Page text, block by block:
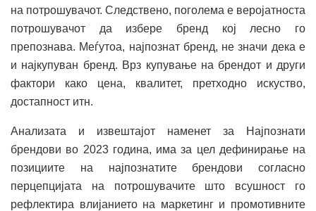
на потрошувачот. Следствено, поголема е веројатноста
потрошувачот да избере бренд кој лесно го
препознава. Меѓутоа, најпознат бренд, не значи дека е
и најкупуван бренд. Врз купување на брендот и други
фактори како цена, квалитет, претходно искуство,
достапност итн.
Анализата и извештајот наменет за Најпознати
брендови во 2023 година, има за цел дефинирање на
позициите на најпознатите брендови согласно
перцепцијата на потрошувачите што всушност го
рефлектира влијанието на маркетинг и промотивните